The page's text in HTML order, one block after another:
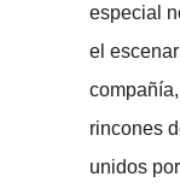
especial
el
rincones
unidos